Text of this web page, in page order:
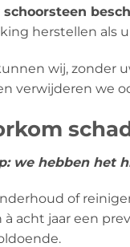
schoorsteen
herstellen als
wij, zonder
verwijderen we
we hebben het
of
à acht jaar een